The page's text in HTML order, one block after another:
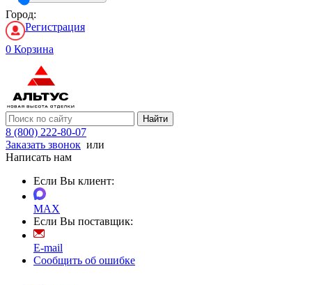
Город:
Регистрация
0 Корзина
Найти
8 (800) 222-80-07
Заказать звонок или
Написать нам
Если Вы клиент:
MAX
Если Вы поставщик:
E-mail
Сообщить об ошибке